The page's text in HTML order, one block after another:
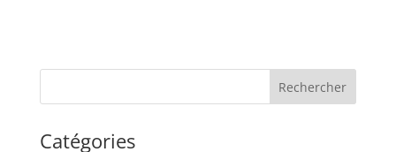
Rechercher
Catégories